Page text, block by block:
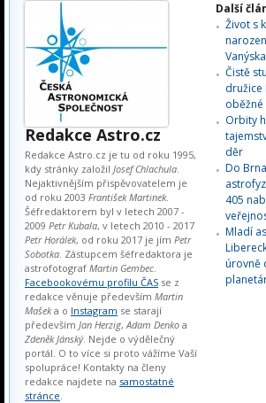
Redakce Astro.cz
Redakce Astro.cz je tu od roku 1995,
kdy stránky založil Josef Chlachula.
Nejaktivnějším přispěvovatelem je
od roku 2003 František Martinek.
Šéfredaktorem byl v letech 2007 -
2009 Petr Kubala, v letech 2010 - 2017
Petr Horálek, od roku 2017 je jím Petr
Sobotka. Zástupcem šéfredaktora je
astrofotograf Martin Gembec.
Facebookovému profilu ČAS se z
redakce věnuje především Martin
Mašeka o Instagram se starají
především Jan Herzig,Adam Denko a
Zdeněk Jánský. Nejde o výdělečný
portál. O to více si proto vážíme Vaší
spolupráce! Kontakty na členy
redakce najdete na samostatné
stránce.
Další
Život s
Vanýska
Čistě
družice
Orbity
děr
Do
405
Mladí
úrovně